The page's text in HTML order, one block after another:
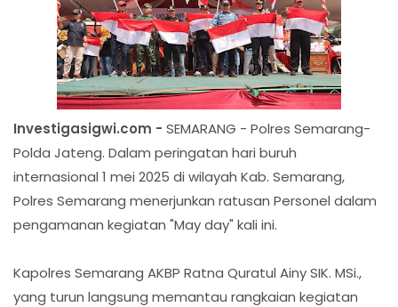
Investigasigwi.com - SEMARANG - Polres Semarang-
Polda Jateng. Dalam peringatan hari buruh
internasional 1 mei 2025 di wilayah Kab. Semarang,
Polres Semarang menerjunkan ratusan Personel dalam
pengamanan kegiatan "May day" kali ini.
Kapolres Semarang AKBP Ratna Quratul Ainy SIK. MSi.,
yang turun langsung memantau rangkaian kegiatan